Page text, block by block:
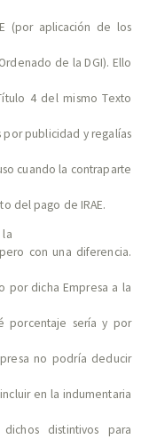
(por aplicación de los
de la DGI). Ello
4 del mismo Texto
publicidad y regalías
cuando la contraparte
del pago de IRAE.
la
con una diferencia.
por dicha Empresa a la
porcentaje sería y por
no podría deducir
en la indumentaria
distintivos para